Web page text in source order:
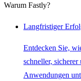
Warum Fastly?
Langfristiger
Entdecken Sie,
schneller,
Anwendungen